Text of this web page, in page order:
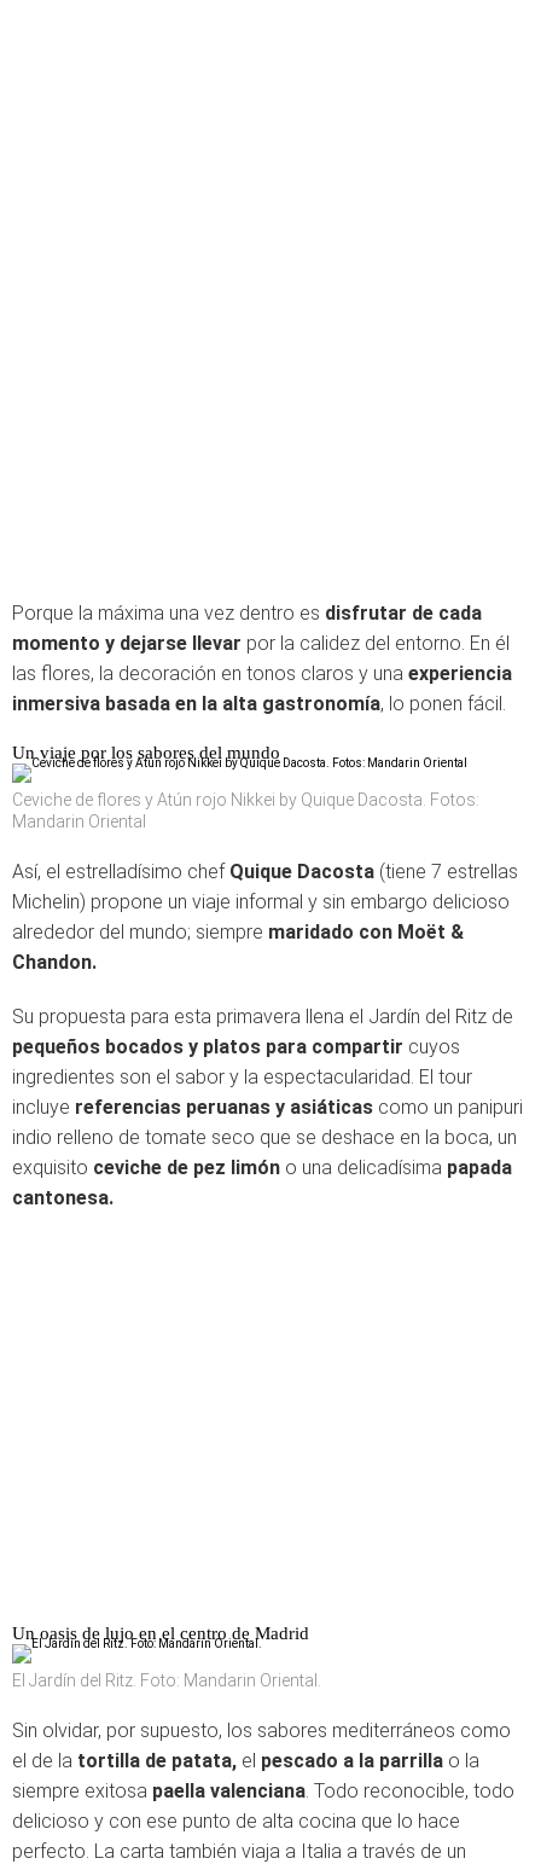
Porque la máxima una vez dentro es disfrutar de cada
momento y dejarse llevar por la calidez del entorno. En él
las flores, la decoración en tonos claros y una experiencia
inmersiva basada en la alta gastronomía, lo ponen fácil.
Un viaje por los sabores del mundo
Ceviche de flores y Atún rojo Nikkei by Quique Dacosta. Fotos:
Mandarin Oriental
Así, el estrelladísimo chef Quique Dacosta (tiene 7 estrellas
Michelin) propone un viaje informal y sin embargo delicioso
alrededor del mundo; siempre maridado con Moët &
Chandon.
Su propuesta para esta primavera llena el Jardín del Ritz de
pequeños bocados y platos para compartir cuyos
ingredientes son el sabor y la espectacularidad. El tour
incluye referencias peruanas y asiáticas como un panipuri
indio relleno de tomate seco que se deshace en la boca, un
exquisito ceviche de pez limón o una delicadísima papada
cantonesa.
Un oasis de lujo en el centro de Madrid
El Jardín del Ritz. Foto: Mandarin Oriental.
Sin olvidar, por supuesto, los sabores mediterráneos como
el de la tortilla de patata, el pescado a la parrilla o la
siempre exitosa paella valenciana. Todo reconocible, todo
delicioso y con ese punto de alta cocina que lo hace
perfecto. La carta también viaja a Italia a través de un